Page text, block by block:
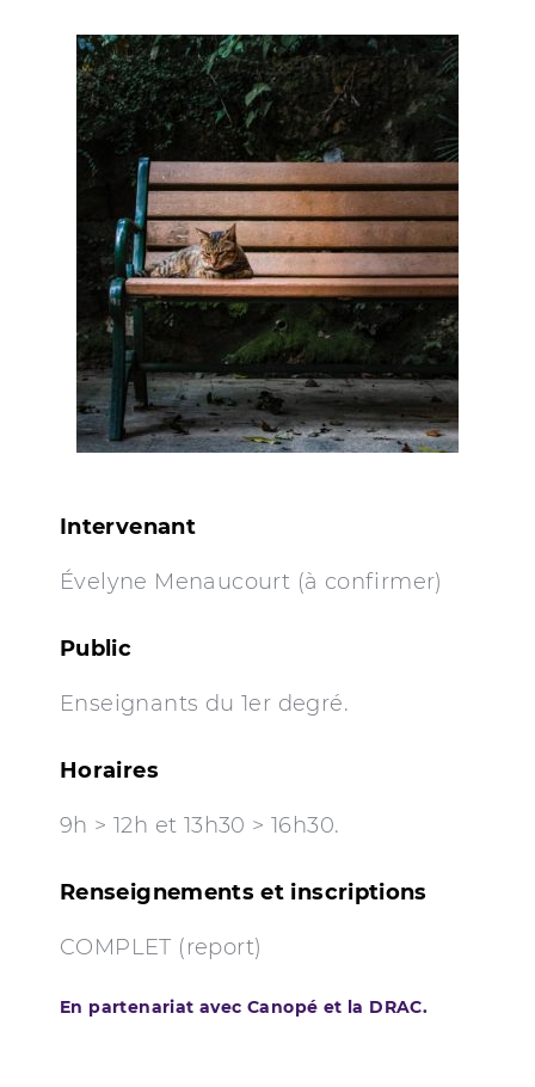
Intervenant
Évelyne Menaucourt (à confirmer)
Public
Enseignants du 1er degré.
Horaires
9h > 12h et 13h30 > 16h30.
Renseignements et inscriptions
COMPLET (report)
En partenariat avec Canopé et la DRAC.